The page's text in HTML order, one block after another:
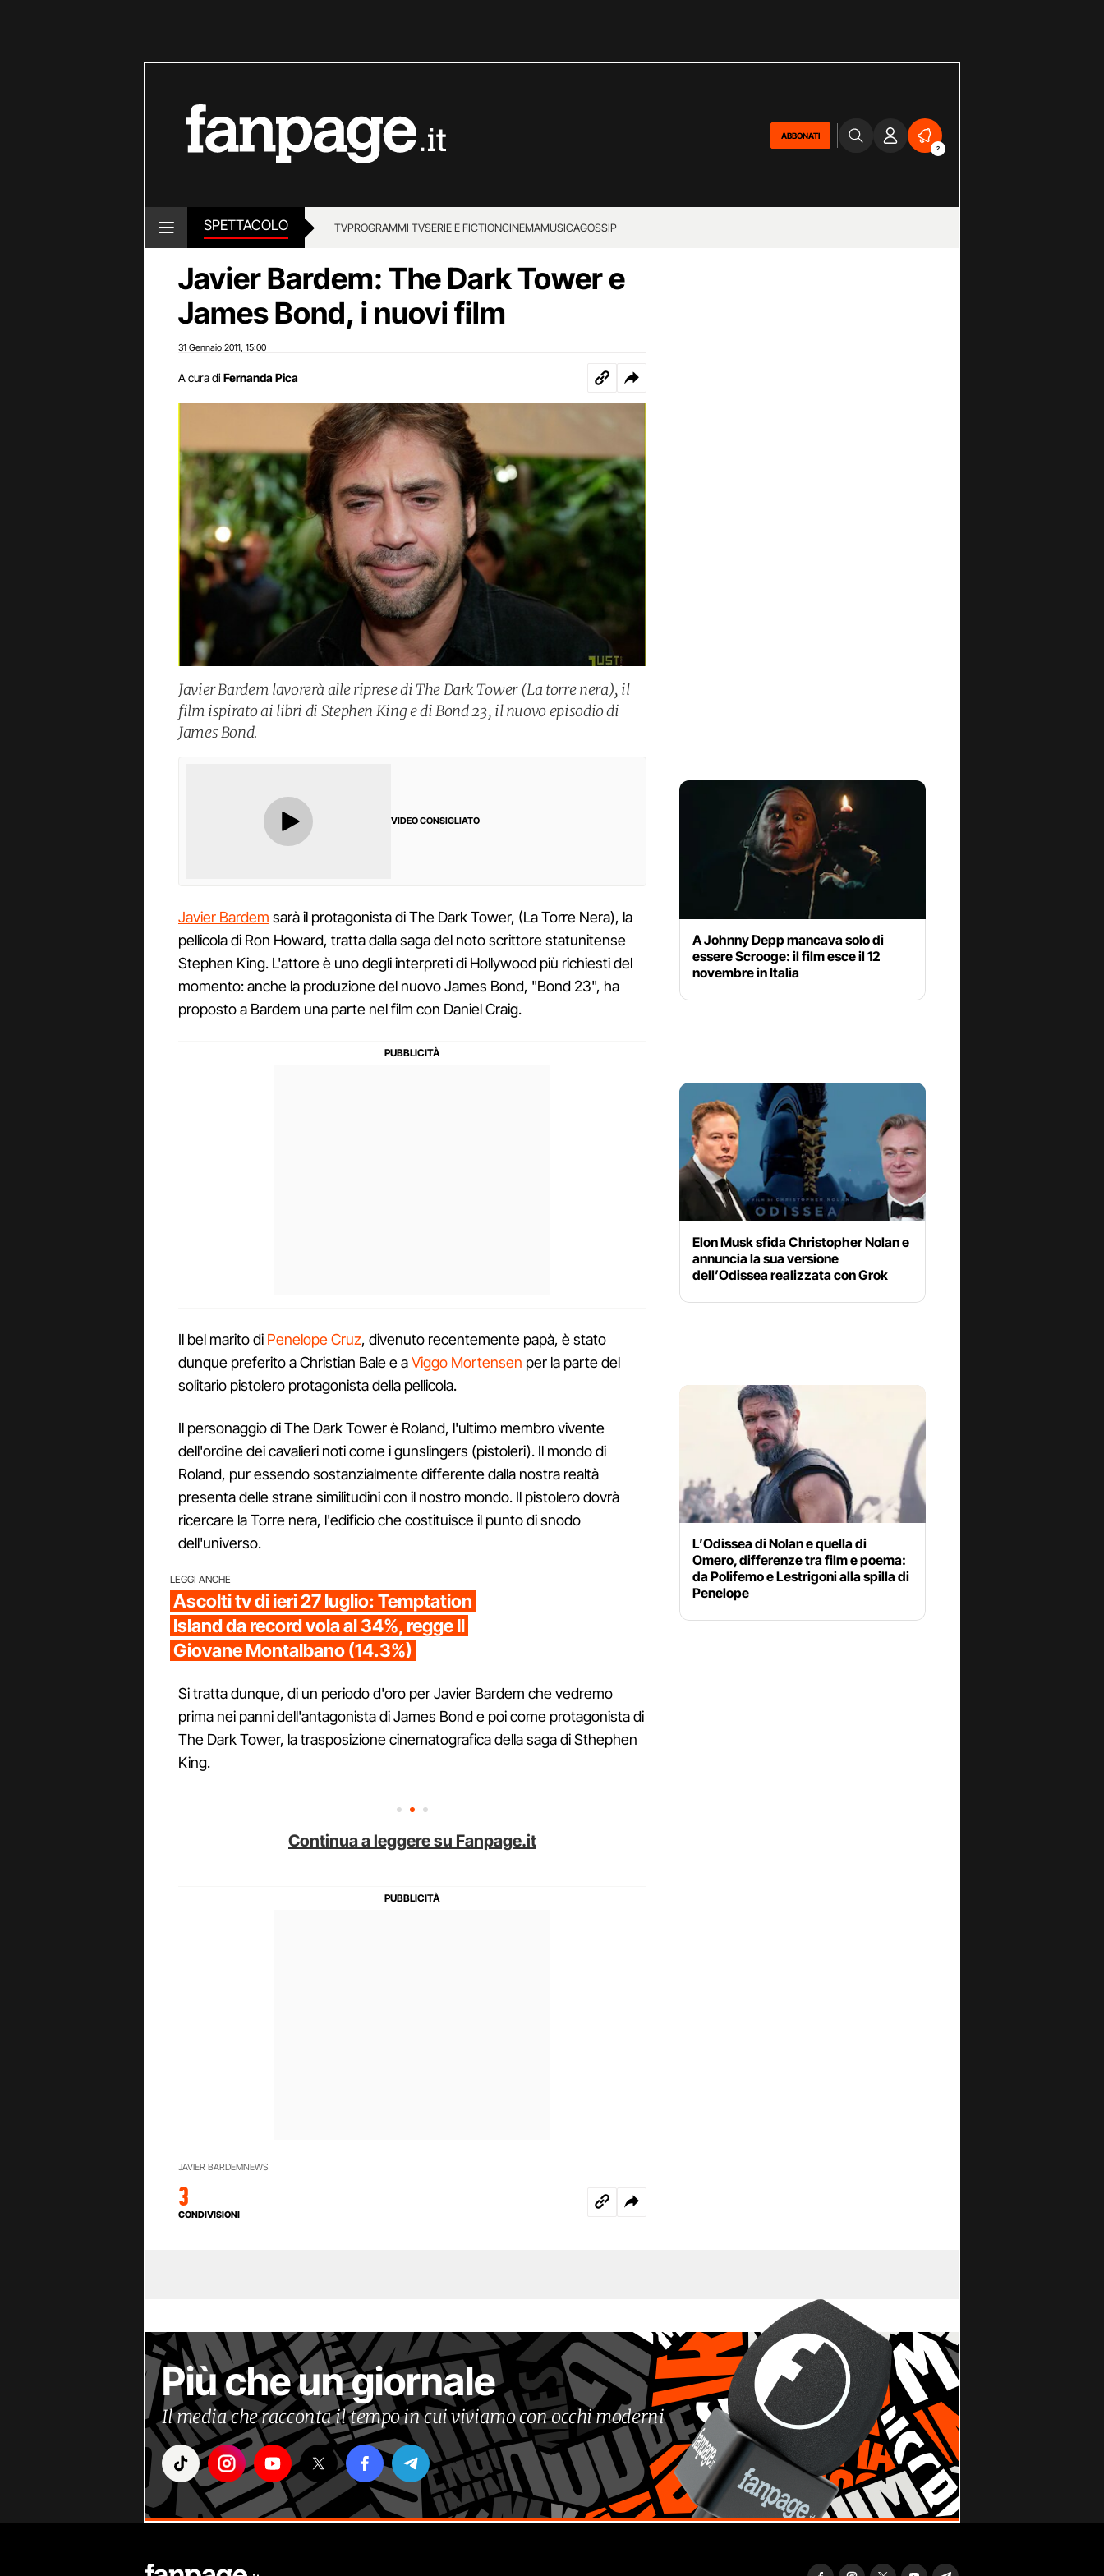
ABBONATI
2
SPETTACOLO TVPROGRAMMI TVSERIE E FICTIONCINEMAMUSICAGOSSIP
Javier Bardem: The Dark Tower e
James Bond, i nuovi film
31 Gennaio 2011 15:00
A cura di Fernanda Pica
Javier Bardem lavorerà alle riprese di The Dark Tower (La torre nera), il
film ispirato ai libri di Stephen King e di Bond 23, il nuovo episodio di
James Bond.
VIDEO CONSIGLIATO
Javier Bardem sarà il protagonista di The Dark Tower, (La Torre Nera), la
pellicola di Ron Howard, tratta dalla saga del noto scrittore statunitense
Stephen King. L'attore è uno degli interpreti di Hollywood più richiesti del
momento: anche la produzione del nuovo James Bond, "Bond 23", ha
proposto a Bardem una parte nel film con Daniel Craig.
Il bel marito di Penelope Cruz, divenuto recentemente papà, è stato
dunque preferito a Christian Bale e aViggo Mortensen per la parte del
solitario pistolero protagonista della pellicola.
Il personaggio di The Dark Tower è Roland, l'ultimo membro vivente
dell'ordine dei cavalieri noti come i gunslingers (pistoleri). Il mondo di
Roland, pur essendo sostanzialmente differente dalla nostra realtà
presenta delle strane similitudini con il nostro mondo. Il pistolero dovrà
ricercare la Torre nera, l'edificio che costituisce il punto di snodo
dell'universo.
LEGGI ANCHE
Ascolti tv di ieri 27 luglio: Temptation
Island da record vola al 34%, regge Il
Giovane Montalbano (14.3%)
Si tratta dunque, di un periodo d'oro per Javier Bardem che vedremo
prima nei panni dell'antagonista di James Bond e poi come protagonista di
The Dark Tower, la trasposizione cinematografica della saga di Sthephen
King.
Continua a leggere su Fanpage.it
JAVIER BARDEMNEWS
3
CONDIVISIONI
A Johnny Depp mancava solo di
essere Scrooge: il film esce il 12
novembre in Italia
Elon Musk sfida Christopher Nolan e
annuncia la sua versione
dell’Odissea realizzata con Grok
L’Odissea di Nolan e quella di
Omero, differenze tra film e poema:
da Polifemo e Lestrigoni alla spilla di
Penelope
Più che un giornale
Il media che racconta il tempo in cui viviamo con occhi moderni